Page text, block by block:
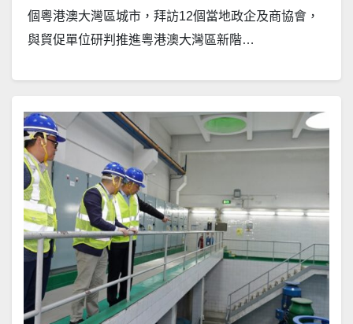
個粵港澳大灣區城市，拜訪12個當地政企及商協會，
與貿促單位研判推進粵港澳大灣區新階…